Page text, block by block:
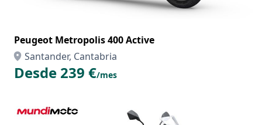
Peugeot Metropolis 400 Active
Santander, Cantabria
Desde 239 €/mes